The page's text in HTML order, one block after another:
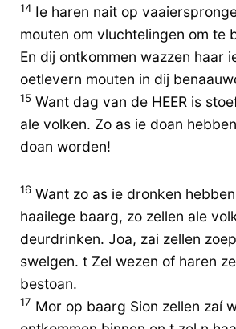
14 Ie haren nait op
mouten om vluchtelingen om te
En dij ontkommen wazzen haar
oetlevern mouten in dij
15 Want dag van de HEER is
ale volken. Zo as ie doan
doan worden!
16 Want zo as ie dronken
haailege baarg, zo zellen ale
deurdrinken. Joa, zai zellen
swelgen. t Zel wezen of haren
bestoan.
17 Mor op baarg Sion zellen zaí